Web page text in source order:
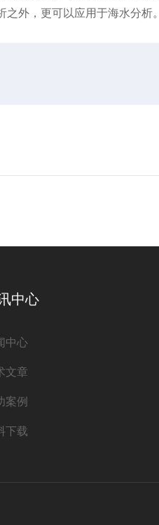
外，更可以应用于海水分析。
中心
中心
文章
案例
下载